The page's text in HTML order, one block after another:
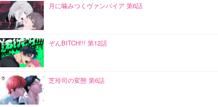
月に噛みつくヴァンパイア 第6話
ぞんBITCH!!! 第12話
芝玲司の変態 第6話